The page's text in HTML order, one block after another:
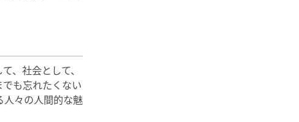
、社会として、
も忘れたくない
人々の人間的な魅